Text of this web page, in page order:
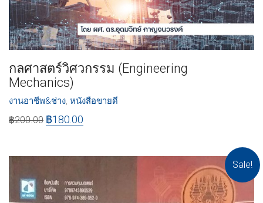
กลศาสตร์วิศวกรรม (Engineering
Mechanics)
งานอาชีพ&ช่าง หนังสือขายดี
฿200.00 ฿180.00
Sale!